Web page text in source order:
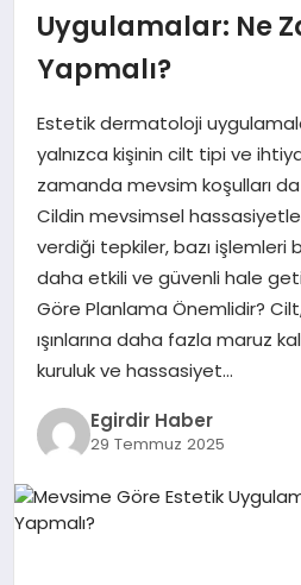
MAGAZIN
SIYASET
SPOR
TEKNOLOJI
YAŞAM
Uygulamalar: Ne
Yapmalı?
Estetik dermatoloji
yalnızca kişinin cilt tipi ve
zamanda mevsim koşulları da
Cildin mevsimsel
verdiği tepkiler, bazı işlemleri
daha etkili ve güvenli hale
Göre Planlama Önemlidir?
ışınlarına daha fazla maruz
kuruluk ve hassasiyet…
Egirdir Haber
29 Temmuz 2025